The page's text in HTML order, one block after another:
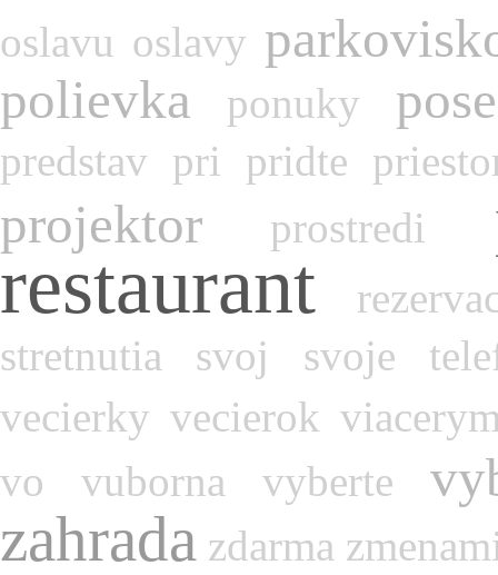
oslavu oslavy
polievka
ponuky
predstav pri pridte
projektor prostredi
restaurant
stretnutia
svoj svoje
vecierky vecierok
vo
vuborna vyberte
zahrada zdarma